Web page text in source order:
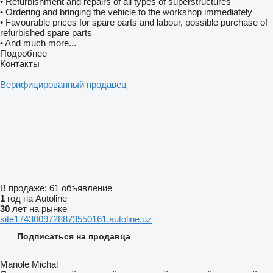
• Ordering and bringing the vehicle to the workshop immediately
• Favourable prices for spare parts and labour, possible purchase of
refurbished spare parts
• And much more...
Подробнее
Контакты
Верифицированный продавец
В продаже: 61 объявление
1 год на Autoline
30 лет на рынке
site1743009728873550161.autoline.uz
Подписаться на продавца
Manole Michal